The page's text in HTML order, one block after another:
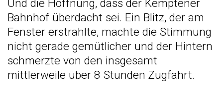
Und die Hoffnung, dass der Kemptener
Bahnhof überdacht sei. Ein Blitz, der am
Fenster erstrahlte, machte die Stimmung
nicht gerade gemütlicher und der Hintern
schmerzte von den insgesamt
mittlerweile über 8 Stunden Zugfahrt.